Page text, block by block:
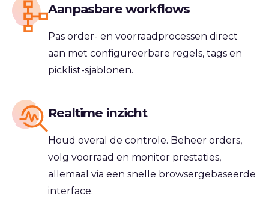
Aanpasbare workflows
Pas order- en voorraadprocessen direct
aan met configureerbare regels, tags en
picklist-sjablonen.
Realtime inzicht
Houd overal de controle. Beheer orders,
volg voorraad en monitor prestaties,
allemaal via een snelle browsergebaseerde
interface.